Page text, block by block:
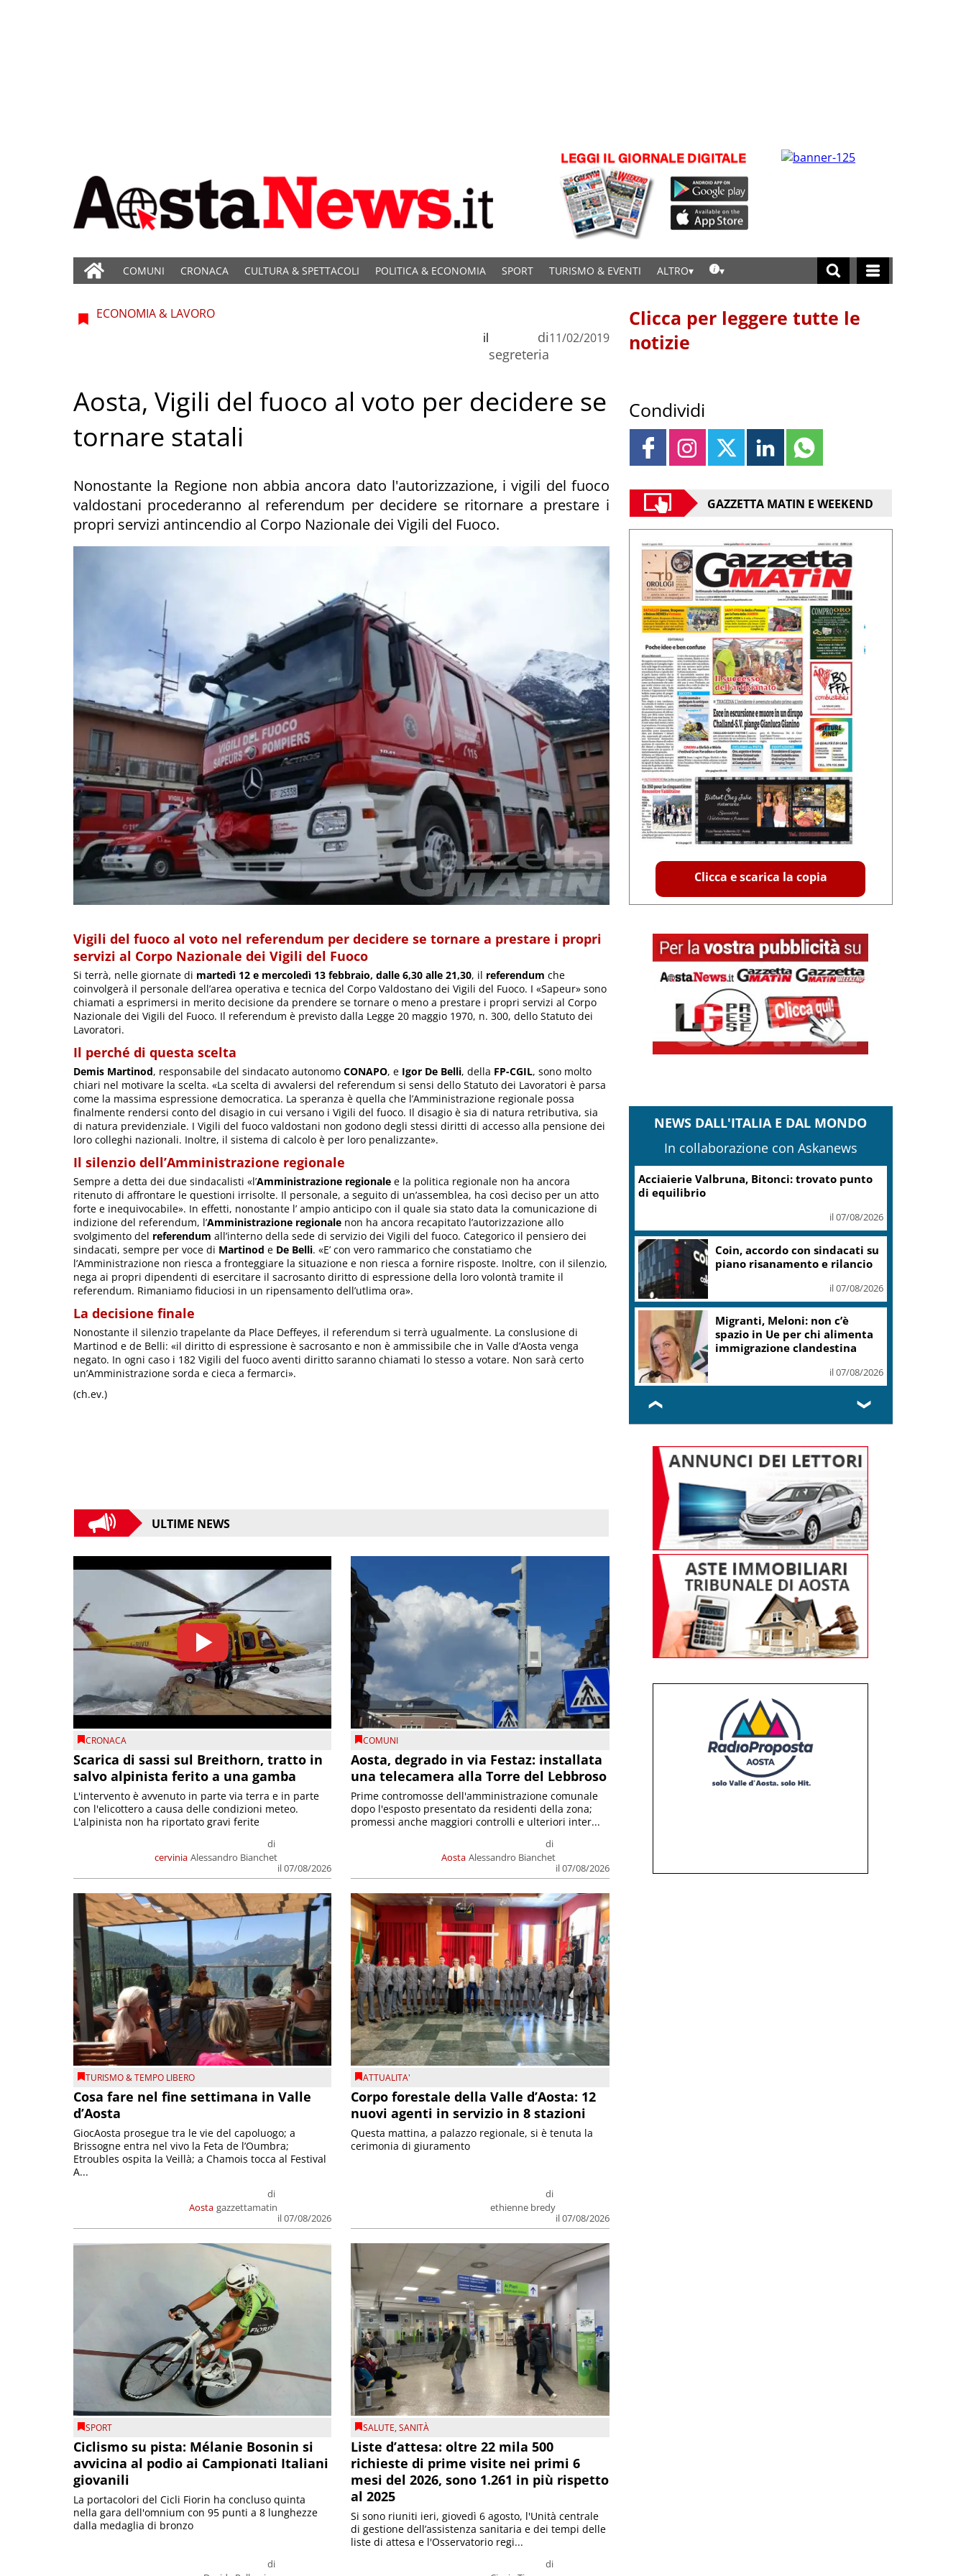
COMUNI CRONACA CULTURA & SPETTACOLI POLITICA & ECONOMIA SPORT TURISMO & EVENTI ALTRO
ECONOMIA & LAVORO
di
segreteria
il 11/02/2019
Aosta, Vigili del fuoco al voto per decidere se
tornare statali
Nonostante la Regione non abbia ancora dato l'autorizzazione, i vigili del fuoco
valdostani procederanno al referendum per decidere se ritornare a prestare i
propri servizi antincendio al Corpo Nazionale dei Vigili del Fuoco.
Vigili del fuoco al voto nel referendum per decidere se tornare a prestare i propri
servizi al Corpo Nazionale dei Vigili del Fuoco
Si terrà, nelle giornate di martedì 12 e mercoledì 13 febbraio, dalle 6,30 alle 21,30, il referendum che
coinvolgerà il personale dell’area operativa e tecnica del Corpo Valdostano dei Vigili del Fuoco. I «Sapeur» sono
chiamati a esprimersi in merito decisione da prendere se tornare o meno a prestare i propri servizi al Corpo
Nazionale dei Vigili del Fuoco. Il referendum è previsto dalla Legge 20 maggio 1970, n. 300, dello Statuto dei
Lavoratori.
Il perché di questa scelta
Demis Martinod, responsabile del sindacato autonomo CONAPO, e Igor De Belli, della FP-CGIL, sono molto
chiari nel motivare la scelta. «La scelta di avvalersi del referendum si sensi dello Statuto dei Lavoratori è parsa
come la massima espressione democratica. La speranza è quella che l’Amministrazione regionale possa
finalmente rendersi conto del disagio in cui versano i Vigili del fuoco. Il disagio è sia di natura retributiva, sia
di natura previdenziale. I Vigili del fuoco valdostani non godono degli stessi diritti di accesso alla pensione dei
loro colleghi nazionali. Inoltre, il sistema di calcolo è per loro penalizzante».
Il silenzio dell’Amministrazione regionale
Sempre a detta dei due sindacalisti «l’Amministrazione regionale e la politica regionale non ha ancora
ritenuto di affrontare le questioni irrisolte. Il personale, a seguito di un’assemblea, ha così deciso per un atto
forte e inequivocabile». In effetti, nonostante l’ ampio anticipo con il quale sia stato data la comunicazione di
indizione del referendum, l’Amministrazione regionale non ha ancora recapitato l’autorizzazione allo
svolgimento del referendum all’interno della sede di servizio dei Vigili del fuoco. Categorico il pensiero dei
sindacati, sempre per voce di Martinod e De Belli. «E’ con vero rammarico che constatiamo che
l’Amministrazione non riesca a fronteggiare la situazione e non riesca a fornire risposte. Inoltre, con il silenzio,
nega ai propri dipendenti di esercitare il sacrosanto diritto di espressione della loro volontà tramite il
referendum. Rimaniamo fiduciosi in un ripensamento dell’utlima ora».
La decisione finale
Nonostante il silenzio trapelante da Place Deffeyes, il referendum si terrà ugualmente. La conslusione di
Martinod e de Belli: «il diritto di espressione è sacrosanto e non è ammissibile che in Valle d’Aosta venga
negato. In ogni caso i 182 Vigili del fuoco aventi diritto saranno chiamati lo stesso a votare. Non sarà certo
un’Amministrazione sorda e cieca a fermarci».
(ch.ev.)
ULTIME NEWS
CRONACA
Scarica di sassi sul Breithorn, tratto in
salvo alpinista ferito a una gamba
cervinia
di
Alessandro Bianchet
il 07/08/2026
L'intervento è avvenuto in parte via terra e in parte
con l'elicottero a causa delle condizioni meteo.
L'alpinista non ha riportato gravi ferite
COMUNI
Aosta, degrado in via Festaz: installata
una telecamera alla Torre del Lebbroso
Aosta
di
Alessandro Bianchet
il 07/08/2026
Prime contromosse dell'amministrazione comunale
dopo l'esposto presentato da residenti della zona;
promessi anche maggiori controlli e ulteriori inter...
TURISMO & TEMPO LIBERO
Cosa fare nel fine settimana in Valle
d’Aosta
Aosta
di
gazzettamatin
il 07/08/2026
GiocAosta prosegue tra le vie del capoluogo; a
Brissogne entra nel vivo la Feta de l’Oumbra;
Etroubles ospita la Veillà; a Chamois tocca al Festival
A...
ATTUALITA'
Corpo forestale della Valle d’Aosta: 12
nuovi agenti in servizio in 8 stazioni
di
ethienne bredy
il 07/08/2026
Questa mattina, a palazzo regionale, si è tenuta la
cerimonia di giuramento
SPORT
Ciclismo su pista: Mélanie Bosonin si
avvicina al podio ai Campionati Italiani
giovanili
di
La portacolori del Cicli Fiorin ha concluso quinta
nella gara dell'omnium con 95 punti a 8 lunghezze
dalla medaglia di bronzo
SALUTE,SANITÀ
Liste d’attesa: oltre 22 mila 500
richieste di prime visite nei primi 6
mesi del 2026, sono 1.261 in più rispetto
al 2025
di
Si sono riuniti ieri, giovedì 6 agosto, l'Unità centrale
di gestione dell’assistenza sanitaria e dei tempi delle
liste di attesa e l'Osservatorio regi...
Clicca per leggere tutte le
notizie
Condividi
GAZZETTA MATIN E WEEKEND
Clicca e scarica la copia
NEWS DALL'ITALIA E DAL MONDO
In collaborazione con Askanews
Acciaierie Valbruna, Bitonci: trovato punto
di equilibrio
il 07/08/2026
Coin, accordo con sindacati su
piano risanamento e rilancio
il 07/08/2026
Migranti, Meloni: non c’è
spazio in Ue per chi alimenta
immigrazione clandestina
il 07/08/2026
❮ ❯